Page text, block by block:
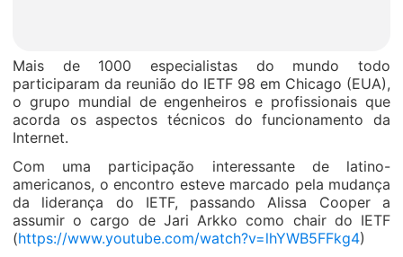
Mais de 1000 especialistas do mundo todo
participaram da reunião do IETF 98 em Chicago (EUA),
o grupo mundial de engenheiros e profissionais que
acorda os aspectos técnicos do funcionamento da
Internet.
Com uma participação interessante de latino-
americanos, o encontro esteve marcado pela mudança
da liderança do IETF, passando Alissa Cooper a
assumir o cargo de Jari Arkko como chair do IETF
(https://www.youtube.com/watch?v=lhYWB5FFkg4)